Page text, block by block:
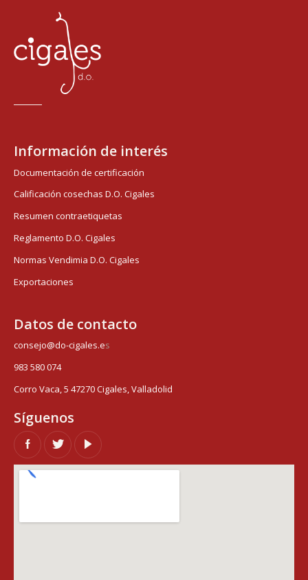
Información de interés
Documentación de certificación
Calificación cosechas D.O. Cigales
Resumen contraetiquetas
Reglamento D.O. Cigales
Normas Vendimia D.O. Cigales
Exportaciones
Datos de contacto
consejo@do-cigales.es
983 580 074
Corro Vaca, 5 47270 Cigales, Valladolid
Síguenos